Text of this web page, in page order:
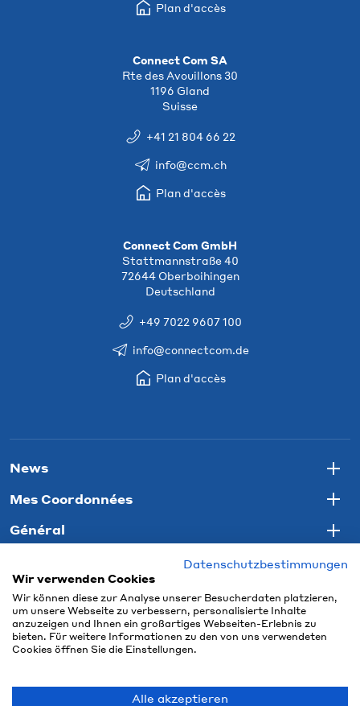
Plan d'accès
Connect Com SA
Rte des Avouillons 30
1196 Gland
Suisse
+41 21 804 66 22
info@ccm.ch
Plan d'accès
Connect Com GmbH
Stattmannstraße 40
72644 Oberboihingen
Deutschland
+49 7022 9607 100
info@connectcom.de
Plan d'accès
News
Mes Coordonnées
Général
Datenschutzbestimmungen
Wir verwenden Cookies
Wir können diese zur Analyse unserer Besucherdaten platzieren,
um unsere Webseite zu verbessern, personalisierte Inhalte
anzuzeigen und Ihnen ein großartiges Webseiten-Erlebnis zu
bieten. Für weitere Informationen zu den von uns verwendeten
Cookies öffnen Sie die Einstellungen.
Alle akzeptieren